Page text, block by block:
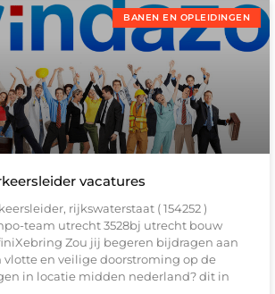
BANEN EN OPLEIDINGEN
vacatures
rijkswaterstaat ( 154252 )
team utrecht 3528bj utrecht bouw
Zou jij begeren bijdragen aan
vlotte en veilige doorstroming op de
in locatie midden nederland? dit in